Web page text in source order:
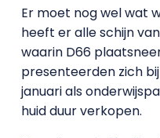
Er moet nog wel wat
heeft er alle schijn
waarin D66
presenteerden zich
januari als
huid duur verkopen.